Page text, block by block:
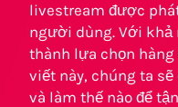
livestream được
người dùng. Với khả
thành lựa chọn hàng
viết này, chúng ta
và làm thế nào để